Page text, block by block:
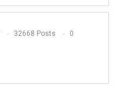
32668 Posts 0